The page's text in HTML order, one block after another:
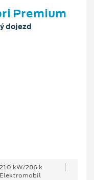
Premium
dojezd
210 kW/286 k
Elektromobil